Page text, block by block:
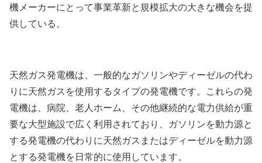
機メーカーにとって事業革新と規模拡大の大きな機会を提
供している。
天然ガス発電機は、一般的なガソリンやディーゼルの代わ
りに天然ガスを使用するタイプの発電機です。これらの発
電機は、病院、老人ホーム、その他継続的な電力供給が重
要な大型施設で広く利用されており、ガソリンを動力源と
する発電機の代わりに天然ガスまたはディーゼルを動力源
とする発電機を日常的に使用しています。